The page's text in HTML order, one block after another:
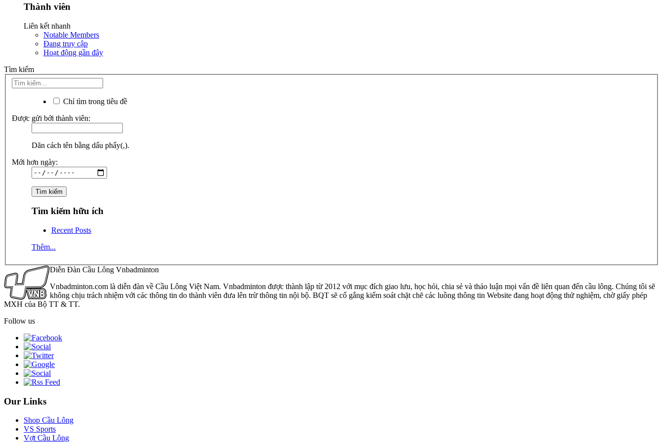
Thành viên
Liên kết nhanh
Notable Members
Đang truy cập
Hoạt động gần đây
Tìm kiếm
Chỉ tìm trong tiêu đề
Được gửi bởi thành viên:
Dãn cách tên bằng dấu phẩy(,).
Mới hơn ngày:
Tìm kiếm hữu ích
Recent Posts
Thêm...
Diễn Đàn Cầu Lông Vnbadminton
Vnbadminton.com là diễn đàn về Cầu Lông Việt Nam. Vnbadminton được thành lập từ 2012 với mục đích giao lưu, học hỏi, chia sẻ và thảo luận mọi vấn đề liên quan đến cầu lông. Chúng tôi sẽ
không chịu trách nhiệm với các thông tin do thành viên đưa lên trừ thông tin nội bộ. BQT sẽ cố gắng kiểm soát chặt chẽ các luồng thông tin Website đang hoạt động thử nghiệm, chờ giấy phép
MXH của Bộ TT & TT.
Follow us
Our Links
Shop Cầu Lông
VS Sports
Vợt Cầu Lông